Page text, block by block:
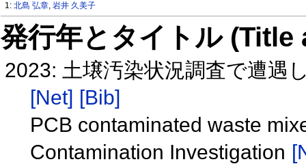
1:北島 弘章,岩井 久美子
発行年とタイトル
2023: 土壌汚染状況調査で遭遇
[Net] [Bib]
PCB contaminated waste
Contamination Investigation